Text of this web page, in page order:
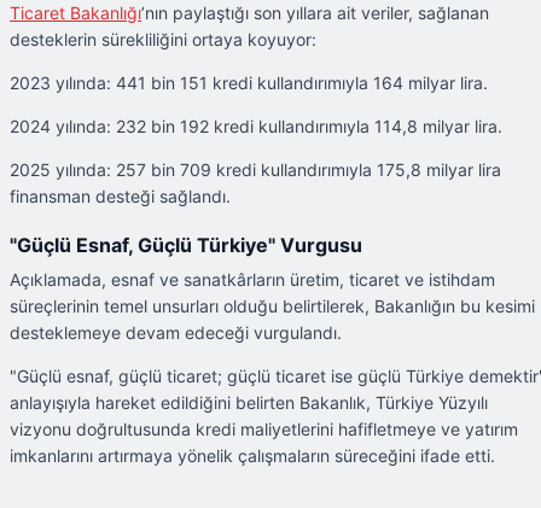
Ticaret Bakanlığı’nın paylaştığı son yıllara ait veriler, sağlanan
desteklerin sürekliliğini ortaya koyuyor:
2023 yılında: 441 bin 151 kredi kullandırımıyla 164 milyar lira.
2024 yılında: 232 bin 192 kredi kullandırımıyla 114,8 milyar lira.
2025 yılında: 257 bin 709 kredi kullandırımıyla 175,8 milyar lira
finansman desteği sağlandı.
"Güçlü Esnaf, Güçlü Türkiye" Vurgusu
Açıklamada, esnaf ve sanatkârların üretim, ticaret ve istihdam
süreçlerinin temel unsurları olduğu belirtilerek, Bakanlığın bu kesimi
desteklemeye devam edeceği vurgulandı.
"Güçlü esnaf, güçlü ticaret; güçlü ticaret ise güçlü Türkiye
anlayışıyla hareket edildiğini belirten Bakanlık, Türkiye Yüzyılı
vizyonu doğrultusunda kredi maliyetlerini hafifletmeye ve yatırım
imkanlarını artırmaya yönelik çalışmaların süreceğini ifade etti.